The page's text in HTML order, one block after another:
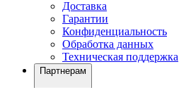
Доставка
Гарантии
Конфиденциальность
Обработка данных
Техническая поддержка
Партнерам